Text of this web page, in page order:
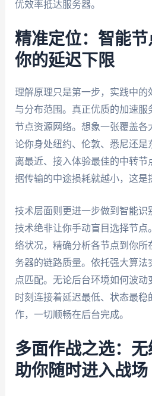
优效率抵达服务器。
精准定位：智能
你的延迟下限
理解原理只是第一步，实践中的
与分布范围。真正优质的加速服
节点资源网络。想象一张覆盖各
论你身处纽约、伦敦、悉尼还是
离最近、接入体验最佳的中转节
据传输的中途损耗就越小，这是
技术层面则更进一步做到智能识
技术绝非让你手动盲目选择节点
络状况，精确分析各节点到你所
务器的链路质量。依托强大算法
点匹配。无论后台环境如何波动
时刻连接着延迟最低、状态最稳
作，一切顺畅在后台完成。
多面作战之选：
助你随时进入战场